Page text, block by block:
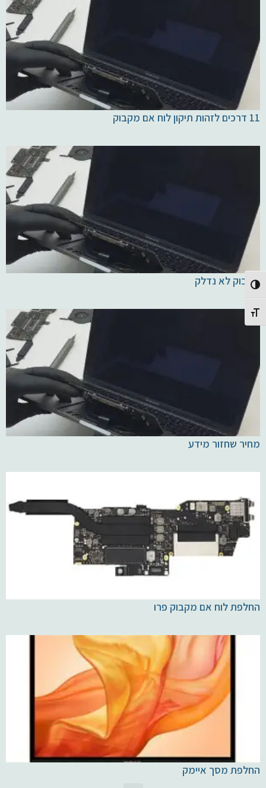
Toggle High Contrast
Toggle Font size
11 דרכים לזהות תיקון לוח אם מקבוק
מקבוק לא נדלק
מחיר שחזור מידע
החלפת לוח אם מקבוק פרו
החלפת מסך איימק